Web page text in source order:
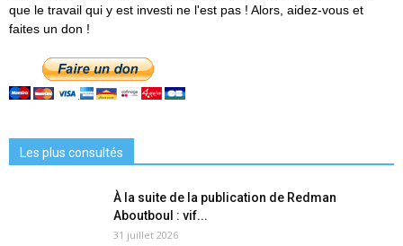
que le travail qui y est investi ne l'est pas ! Alors, aidez-vous et
faites un don !
Les plus consultés
À la suite de la publication de Redman
Aboutboul : vif...
31 juillet 2026